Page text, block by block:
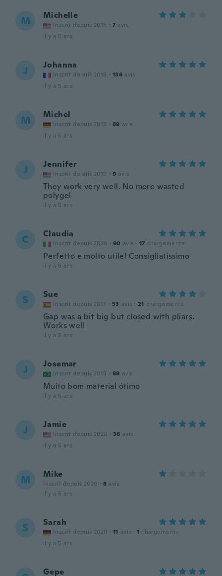
M Michelle
Inscrit depuis 2015 · 7 avis
il y a 5 ans
J Johanna
Inscrit depuis 2018 · 136 avis
il y a 5 ans
M Michel
Inscrit depuis 2015 · 89 avis
il y a 5 ans
J Jennifer
Inscrit depuis 2019 · 9 avis
They work very well. No more wasted
polygel
il y a 5 ans
C Claudia
Inscrit depuis 2020 · 90 avis · 17 chargements
Perfetto e molto utile! Consigliatissimo
il y a 5 ans
S Sue
Inscrit depuis 2017 · 53 avis · 21 chargements
Gap was a bit big but closed with pliars.
Works well
il y a 5 ans
J Josemar
Inscrit depuis 2018 · 88 avis
Muito bom material ótimo
il y a 5 ans
J Jamie
Inscrit depuis 2020 · 36 avis
il y a 5 ans
M Mike
Inscrit depuis 2020 · 8 avis
il y a 5 ans
S Sarah
Inscrit depuis 2020 · 11 avis · 1 chargements
il y a 5 ans
Gepe